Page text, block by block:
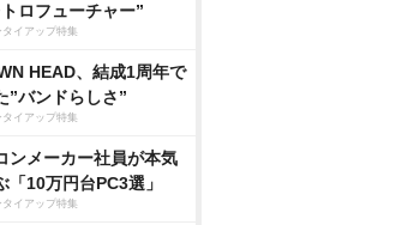
ロフューチャー”
タイアップ特集
HEAD、結成1周年で
”バンドらしさ”
タイアップ特集
ンメーカー社員が本気
「10万円台PC3選」
タイアップ特集